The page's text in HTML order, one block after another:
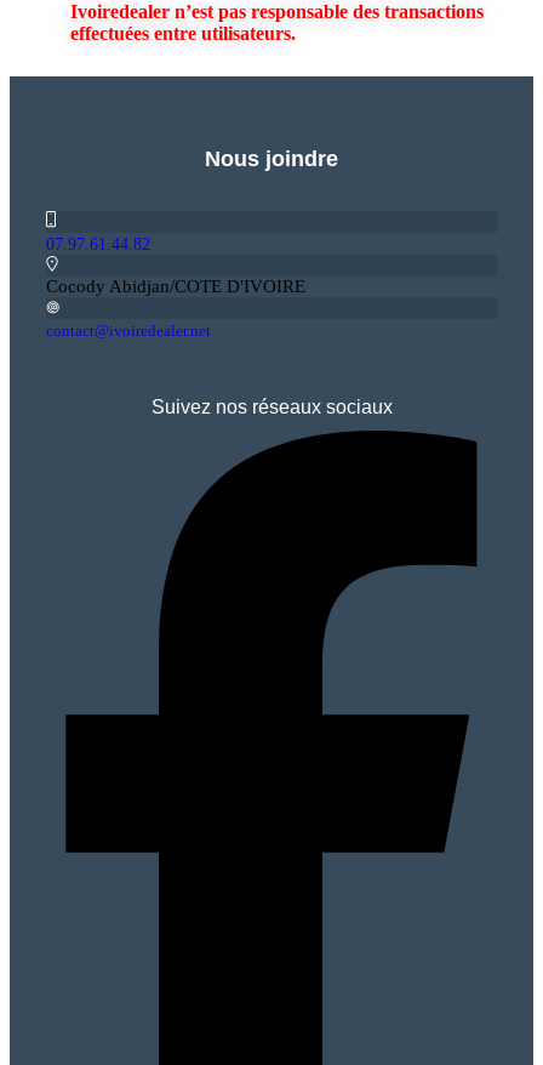
Ivoiredealer n’est pas responsable des transactions
effectuées entre utilisateurs.
Nous joindre
07.97.61.44.82
Cocody Abidjan/COTE D'IVOIRE
contact@ivoiredealer.net
Suivez nos réseaux sociaux